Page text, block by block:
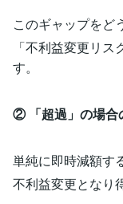
このギャップをど
「不利益変更リ
す。
② 「超過」の場合
単純に即時減額す
不利益変更となり